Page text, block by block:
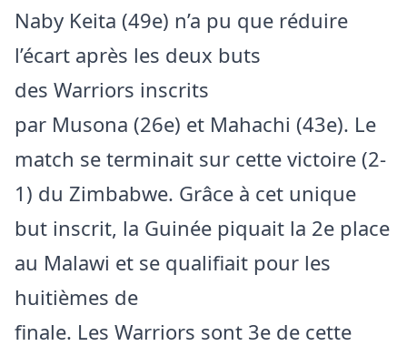
Naby Keita (49e) n’a pu que réduire
l’écart après les deux buts
des Warriors inscrits
par Musona (26e) et Mahachi (43e). Le
match se terminait sur cette victoire (2-
1) du Zimbabwe. Grâce à cet unique
but inscrit, la Guinée piquait la 2e place
au Malawi et se qualifiait pour les
huitièmes de
finale. Les Warriors sont 3e de cette